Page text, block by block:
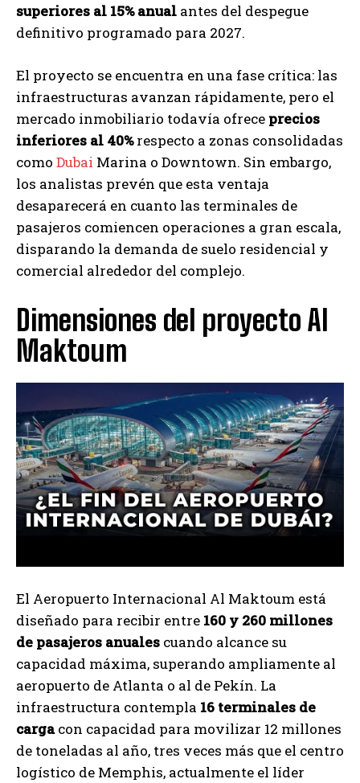
superiores al 15% anual antes del despegue
definitivo programado para 2027.
El proyecto se encuentra en una fase crítica: las
infraestructuras avanzan rápidamente, pero el
mercado inmobiliario todavía ofrece precios
inferiores al 40%respecto a zonas consolidadas
como Dubai Marina o Downtown. Sin embargo,
los analistas prevén que esta ventaja
desaparecerá en cuanto las terminales de
pasajeros comiencen operaciones a gran escala,
disparando la demanda de suelo residencial y
comercial alrededor del complejo.
Dimensiones del proyecto Al
Maktoum
El Aeropuerto Internacional Al Maktoum está
diseñado para recibir entre 160 y 260 millones
de pasajeros anuales cuando alcance su
capacidad máxima, superando ampliamente al
aeropuerto de Atlanta o al de Pekín. La
infraestructura contempla 16 terminales de
cargacon capacidad para movilizar 12 millones
de toneladas al año, tres veces más que el centro
logístico de Memphis, actualmente el líder